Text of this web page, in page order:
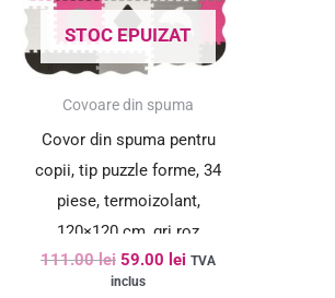
SUPER PREȚ!
STOC EPUIZAT
Covoare din spuma
Covor din spuma pentru
copii, tip puzzle forme, 34
piese, termoizolant,
120×120 cm, gri roz
111.00lei 59.00 lei TVA
inclus